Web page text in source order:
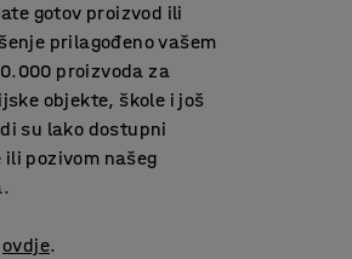
gotov proizvod ili
prilagođeno vašem
proizvoda za
objekte, škole i još
su lako dostupni
pozivom našeg
ovdje.